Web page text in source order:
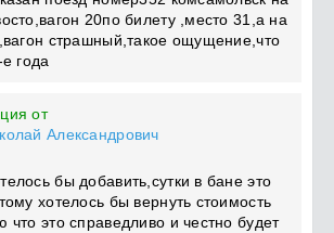
20по билету ,место 31,а на
страшный,такое ощущение,что
года
от
Александрович
бы добавить,сутки в бане это
хотелось бы вернуть стоимость
что это справедливо и честно будет